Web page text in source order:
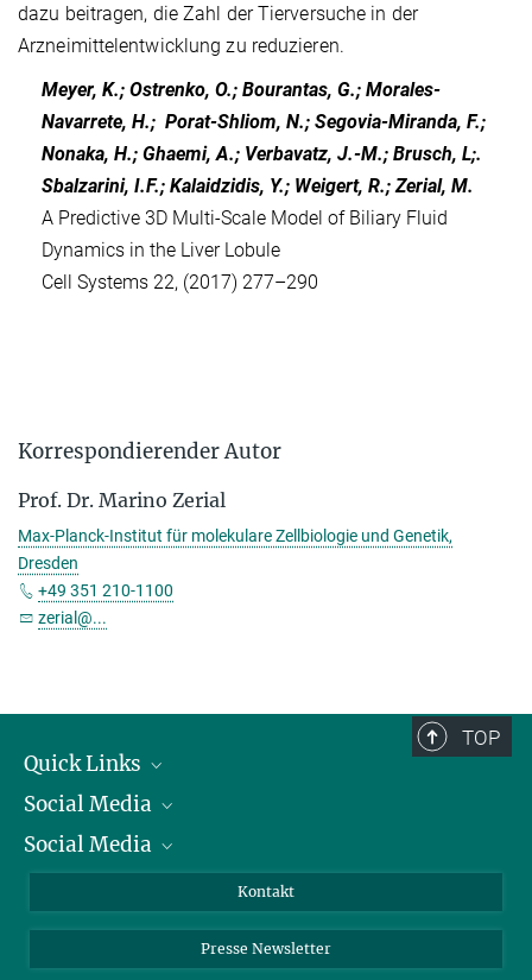
dazu beitragen, die Zahl der Tierversuche in der
Arzneimittelentwicklung zu reduzieren.
Meyer, K.; Ostrenko, O.; Bourantas, G.; Morales-
Navarrete, H.; Porat-Shliom, N.; Segovia-Miranda, F.;
Nonaka, H.; Ghaemi, A.; Verbavatz, J.-M.; Brusch, L;.
Sbalzarini, I.F.; Kalaidzidis, Y.; Weigert, R.; Zerial, M.
A Predictive 3D Multi-Scale Model of Biliary Fluid
Dynamics in the Liver Lobule
Cell Systems 22, (2017) 277–290
Korrespondierender Autor
Prof. Dr. Marino Zerial
Max-Planck-Institut für molekulare Zellbiologie und Genetik,
Dresden
+49 351 210-1100
zerial@...
TOP
Quick Links
Präsident
Zahlen und Fakten
Meldestelle Fehlverhalten
Social Media
Bluesky
TikTok
Social Media
Instagram
YouTube
Kontakt
Presse Newsletter